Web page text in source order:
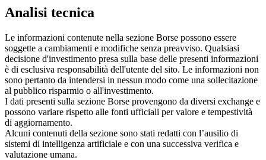
Analisi tecnica
Le informazioni contenute nella sezione Borse possono essere
soggette a cambiamenti e modifiche senza preavviso. Qualsiasi
decisione d'investimento presa sulla base delle presenti informazioni
è di esclusiva responsabilità dell'utente del sito. Le informazioni non
sono pertanto da intendersi in nessun modo come una sollecitazione
al pubblico risparmio o all'investimento.
I dati presenti sulla sezione Borse provengono da diversi exchange e
possono variare rispetto alle fonti ufficiali per valore e tempestività
di aggiornamento.
Alcuni contenuti della sezione sono stati redatti con l’ausilio di
sistemi di intelligenza artificiale e con una successiva verifica e
valutazione umana.